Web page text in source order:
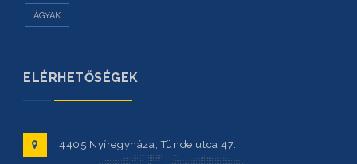
ÁGYAK
ELÉRHETŐSÉGEK
4405 Nyíregyháza, Tünde utca 47.